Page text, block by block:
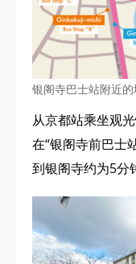
银阁寺巴士站附近的
从京都站乘坐观
在“银阁寺前巴士
到银阁寺约为5分